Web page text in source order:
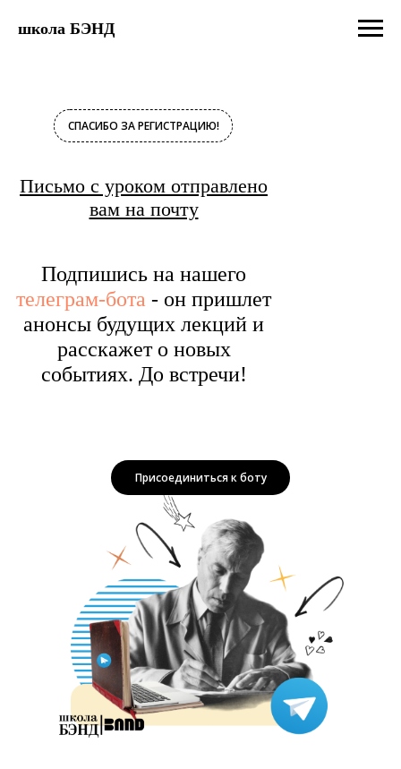
школа БЭНД
Подпишись на нашего
телеграм-бота - он пришлет
анонсы будущих лекций и
расскажет о новых
событиях. До встречи!
СПАСИБО ЗА РЕГИСТРАЦИЮ!
Присоединиться к боту
Письмо с уроком отправлено
вам на почту